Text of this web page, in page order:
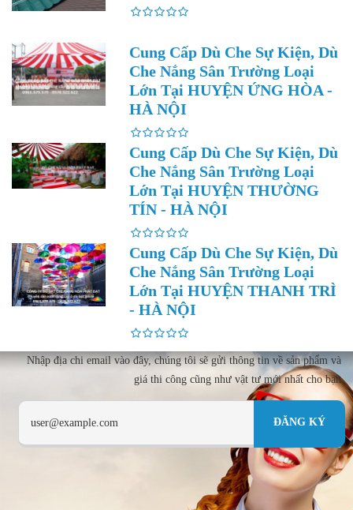
Cung Cấp Dù Che Sự Kiện, Dù
Che Nắng Sân Trường Loại
Lớn Tại HUYỆN ỨNG HÒA -
HÀ NỘI
Cung Cấp Dù Che Sự Kiện, Dù
Che Nắng Sân Trường Loại
Lớn Tại HUYỆN THƯỜNG
TÍN - HÀ NỘI
Cung Cấp Dù Che Sự Kiện, Dù
Che Nắng Sân Trường Loại
Lớn Tại HUYỆN THANH TRÌ
- HÀ NỘI
Nhập địa chi email vào đây, chúng tôi sẽ gửi thông tin về sản phẩm và
giá thi công cũng như vật tư mới nhất cho bạn